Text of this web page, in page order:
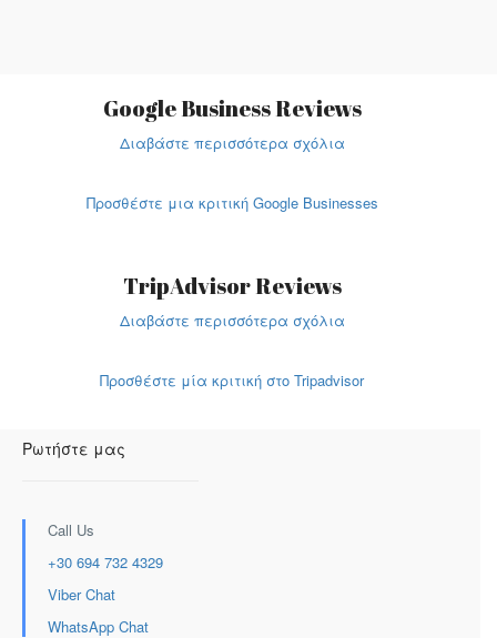
Google Business Reviews
Διαβάστε περισσότερα σχόλια
Προσθέστε μια κριτική Google Businesses
TripAdvisor Reviews
Διαβάστε περισσότερα σχόλια
Προσθέστε μία κριτική στο Tripadvisor
Ρωτήστε μας
Call Us
+30 694 732 4329
Viber Chat
WhatsApp Chat